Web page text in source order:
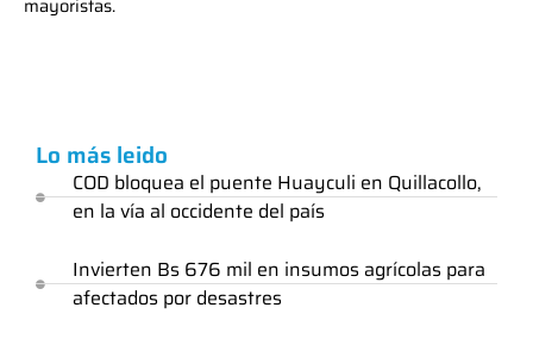
Lo más leido
COD bloquea el puente Huayculi en Quillacollo,
en la vía al occidente del país
Invierten Bs 676 mil en insumos agrícolas para
afectados por desastres